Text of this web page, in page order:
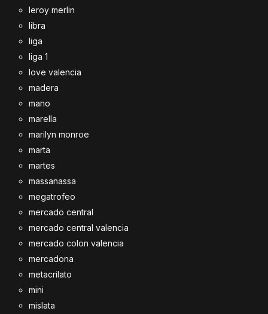
leroy merlin
libra
liga
liga 1
love valencia
madera
mano
marella
marilyn monroe
marta
martes
massanassa
megatrofeo
mercado central
mercado central valencia
mercado colon valencia
mercadona
metacrilato
mini
mislata